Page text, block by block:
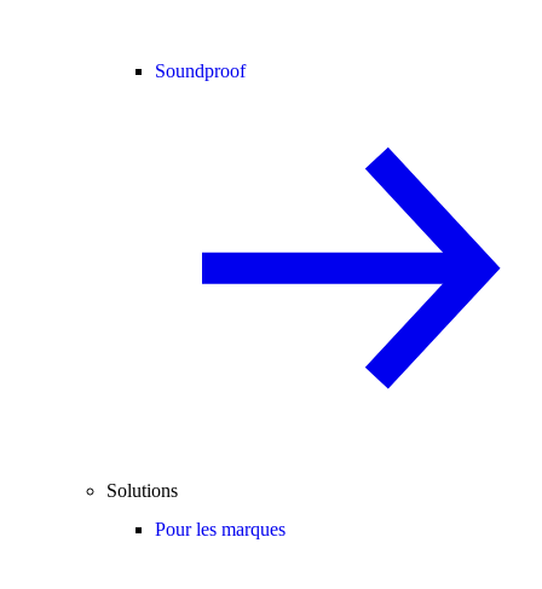
Soundproof
Solutions
Pour les marques